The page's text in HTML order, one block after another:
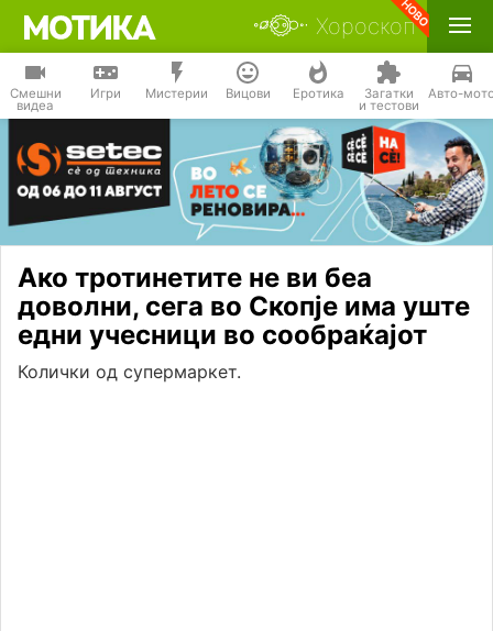
Хороскоп
Смешни
видеа
Игри Мистерии Вицови Еротика Загатки
и тестови
Авто-
Ако тротинетите не ви беа
доволни, сега во Скопје има уште
едни учесници во сообраќајот
Колички од супермаркет.